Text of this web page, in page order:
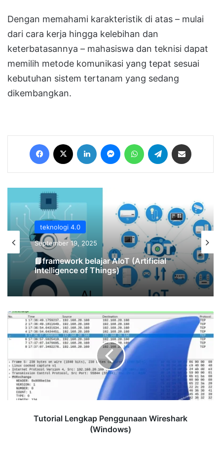
Dengan memahami karakteristik di atas – mulai
dari cara kerja hingga kelebihan dan
keterbatasannya – mahasiswa dan teknisi dapat
memilih metode komunikasi yang tepat sesuai
kebutuhan sistem tertanam yang sedang
dikembangkan.
Facebook LinkedIn MessengerWhatsAppTelegram
teknologi 4.0
September 19, 2025
📘framework belajar AIoT (Artificial
Intelligence of Things)
teknologi 4.0
June 23, 2025
Blockchain dalam IoT: Apakah Solusi
Keamanan Masa Depan?
Tutorial
Lengkap
Penggunaan
Wireshark
Tutorial Lengkap Penggunaan Wireshark
(Windows)